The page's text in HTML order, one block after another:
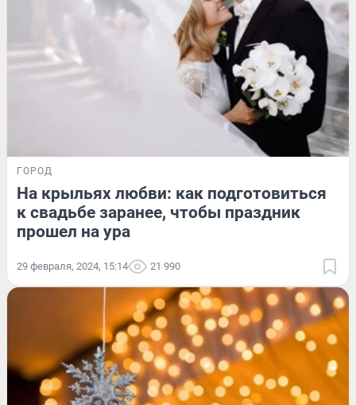
ГОРОД
На крыльях любви: как подготовиться
к свадьбе заранее, чтобы праздник
прошел на ура
29 февраля, 2024, 15:14 21 990